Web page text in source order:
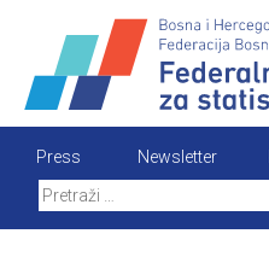
content
Press Newsletter